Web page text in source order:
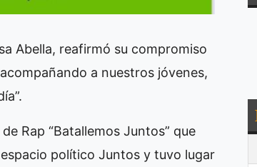
Abella, reafirmó su compromiso
a nuestros jóvenes,
Rap “Batallemos Juntos” que
político Juntos y tuvo lugar